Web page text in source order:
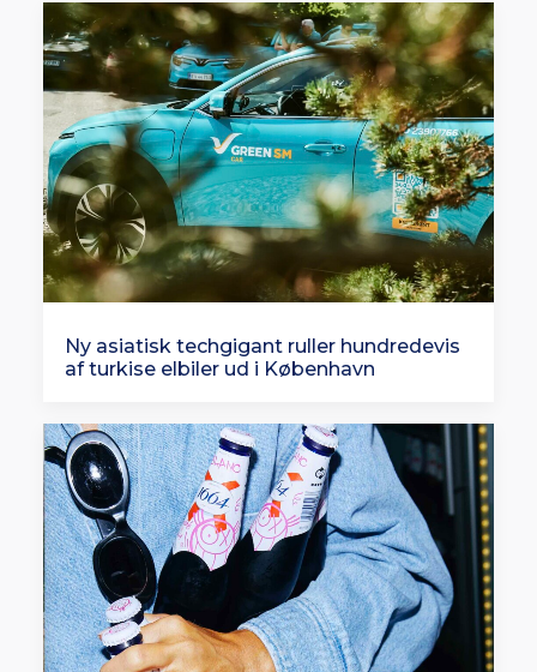
Ny asiatisk techgigant ruller hundredevis
af turkise elbiler ud i København